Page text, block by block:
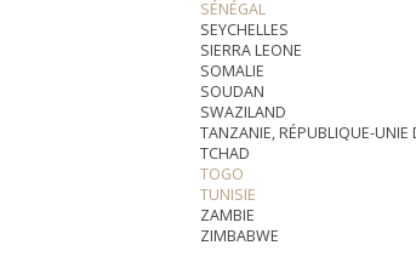
SÉNÉGAL
SEYCHELLES
SIERRA LEONE
SOMALIE
SOUDAN
SWAZILAND
TANZANIE, RÉPUBLIQUE-UNIE
TCHAD
TOGO
TUNISIE
ZAMBIE
ZIMBABWE